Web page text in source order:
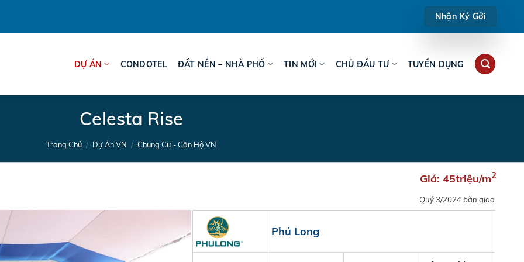
Nhận Ký Gởi
DỰ ÁN CONDOTEL ĐẤT NỀN – NHÀ PHỐ TIN MỚI CHỦ ĐẦU TƯ TUYỂN DỤNG
Celesta Rise
Trang Chủ / Dự Án VN / Chung Cư - Căn Hộ VN
Giá: 45triệu/m2
Quý 3/2024 bàn giao
Phú Long